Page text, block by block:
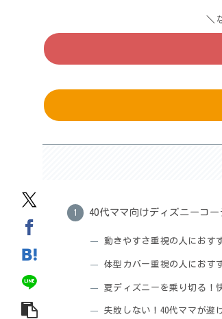
＼
40代ママ向けディズニーコー
動きやすさ重視の人におす
体型カバー重視の人におす
夏ディズニーを乗り切る！
失敗しない！40代ママが避